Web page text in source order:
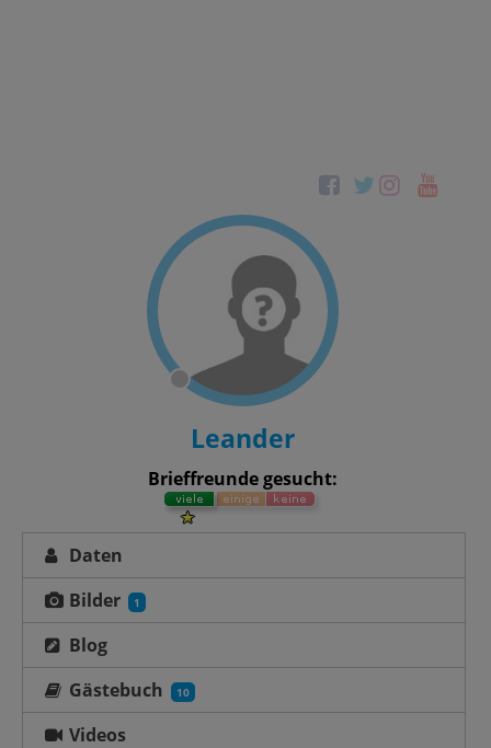
Leander
Brieffreunde gesucht:
Daten
Bilder
1
Blog
Gästebuch
10
Videos